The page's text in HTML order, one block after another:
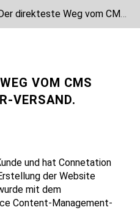
direkteste Weg vom CMS zum Newsletter-Versand.
VOM CMS
VERSAND.
und hat Connetation
der Website
mit dem
Content-Management-